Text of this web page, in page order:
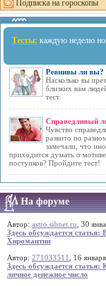
Подписка на гороскопы
Тесты: каждую неделю
Ревнивы ли вы?
Насколько вы
близких вам
тест.
Справедливый
Чувство
развито по
замечали, что
приходится думать о
поступков? Пройдите тест!
На форуме
Автор: astro.sibnet.ru , 30
Здесь обсуждается статья:
Хиромантии
Автор: 271033511
, 16
Здесь обсуждается статья:
личное денежное число